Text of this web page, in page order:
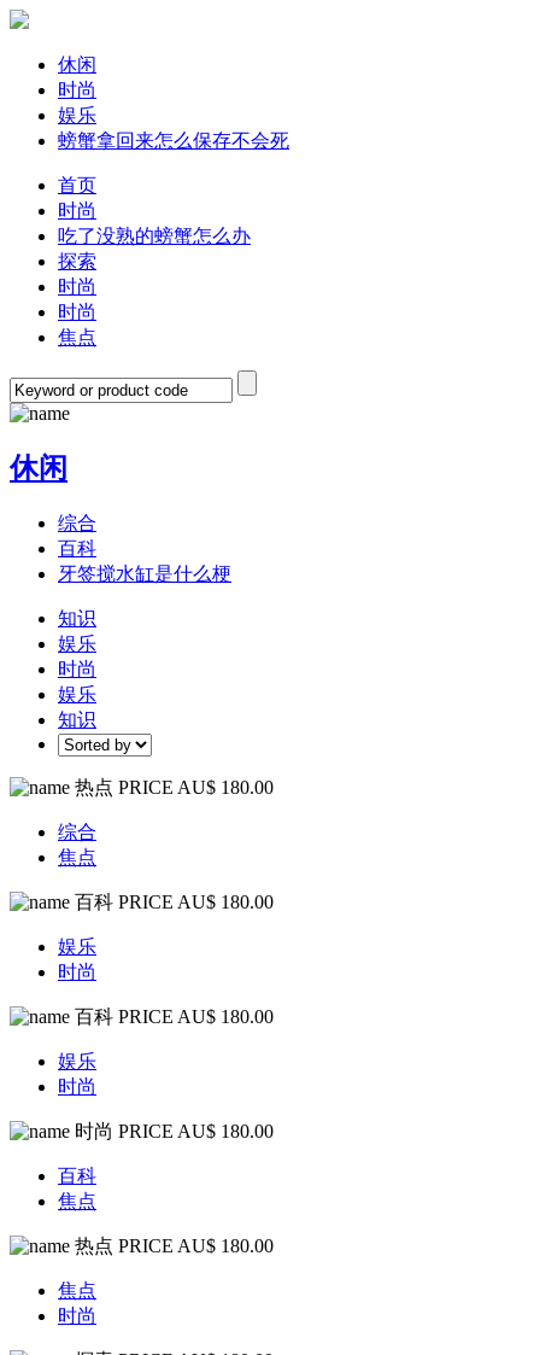
休闲
时尚
娱乐
螃蟹拿回来怎么保存不会死
首页
时尚
吃了没熟的螃蟹怎么办
探索
时尚
时尚
焦点
休闲
综合
百科
牙签搅水缸是什么梗
知识
娱乐
时尚
娱乐
知识
热点 PRICE AU$ 180.00
综合
焦点
百科 PRICE AU$ 180.00
娱乐
时尚
百科 PRICE AU$ 180.00
娱乐
时尚
时尚 PRICE AU$ 180.00
百科
焦点
热点 PRICE AU$ 180.00
焦点
时尚